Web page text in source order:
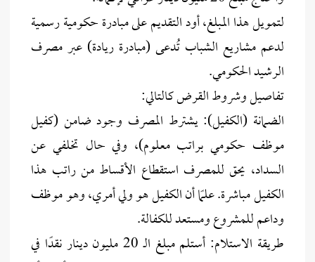
لتمويل هذا المبلغ، أود التقديم على مبادرة حكومية رسمية
لدعم مشاريع الشباب تُدعى (مبادرة ريادة) عبر مصرف
الرشيد الحكومي.
تفاصيل وشروط القرض كالتالي:
الضمانة (الكفيل): يشترط المصرف وجود ضامن (كفيل
موظف حكومي براتب معلوم)، وفي حال تخلفي عن
السداد، يحق للمصرف استقطاع الأقساط من راتب هذا
الكفيل مباشرة. علمًا أن الكفيل هو ولي أمري، وهو موظف
وداعم للمشروع ومستعد للكفالة.
طريقة الاستلام: أستلم مبلغ الـ 20 مليون دينار نقدًا في